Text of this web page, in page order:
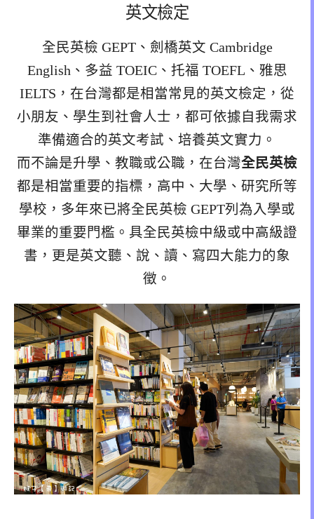
英文檢定
全民英檢 GEPT、劍橋英文 Cambridge
English、多益 TOEIC、托福 TOEFL、雅思
IELTS，在台灣都是相當常見的英文檢定，從
小朋友、學生到社會人士，都可依據自我需求
準備適合的英文考試、培養英文實力。
而不論是升學、教職或公職，在台灣全民英檢
都是相當重要的指標，高中、大學、研究所等
學校，多年來已將全民英檢 GEPT列為入學或
畢業的重要門檻。具全民英檢中級或中高級證
書，更是英文聽、說、讀、寫四大能力的象
徵。